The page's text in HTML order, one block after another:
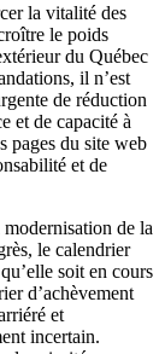
la vitalité des
le poids
du Québec
il n’est
de réduction
et de capacité à
pages du site web
et de
de la
le calendrier
soit en cours
d’achèvement
et
incertain.